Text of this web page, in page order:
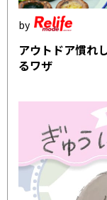
アウトドア慣れ
るワザ